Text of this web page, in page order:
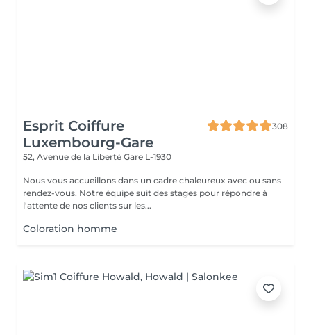
Esprit Coiffure
Luxembourg-Gare
308
52, Avenue de la Liberté Gare L-1930
Nous vous accueillons dans un cadre chaleureux avec ou sans
rendez-vous. Notre équipe suit des stages pour répondre à
l'attente de nos clients sur les...
Coloration homme